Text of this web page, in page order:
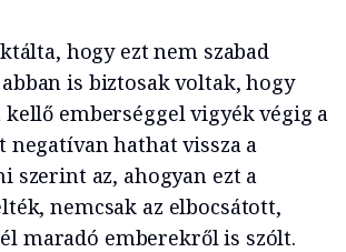
hogy ezt nem szabad
is biztosak voltak, hogy
emberséggel vigyék végig a
negatívan hathat vissza a
szerint az, ahogyan ezt a
nemcsak az elbocsátott,
maradó emberekről is szólt.